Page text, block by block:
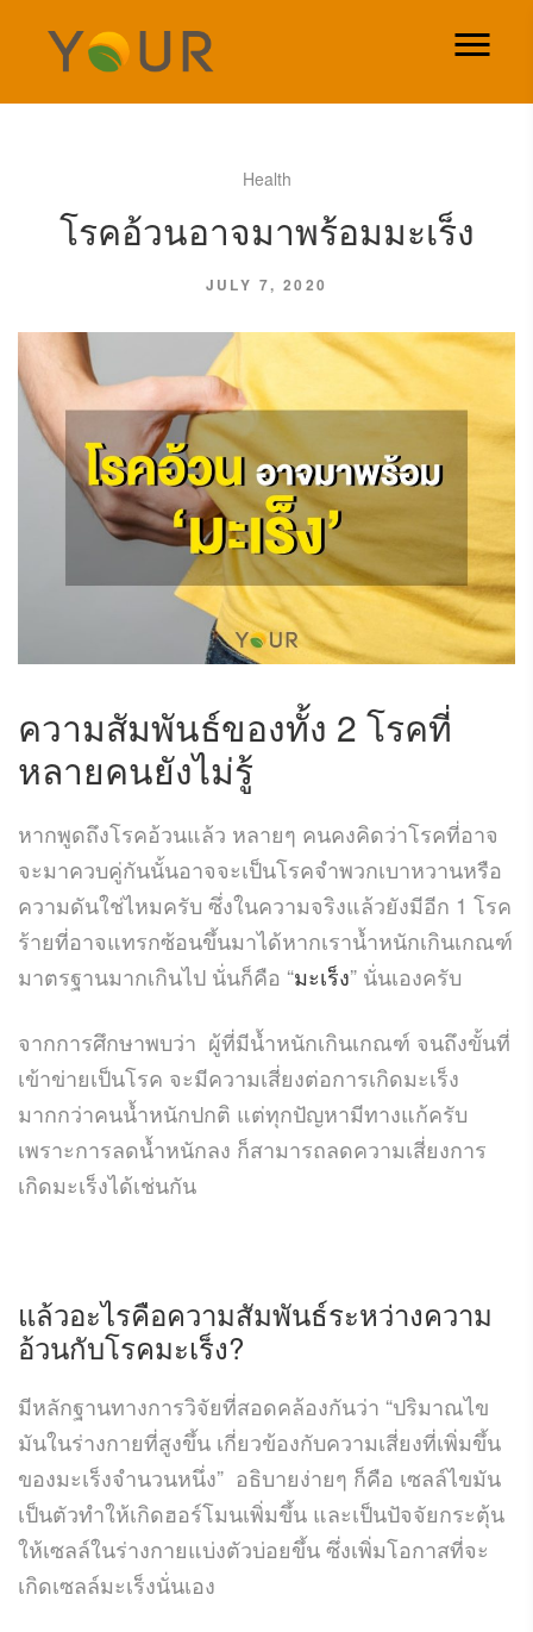
Health
โรคอ้วนอาจมาพร้อมมะเร็ง
JULY 7, 2020
ความสัมพันธ์ของทั้ง 2 โรคที่
หลายคนยังไม่รู้
หากพูดถึงโรคอ้วนแล้ว หลายๆ คนคงคิดว่าโรคที่อาจ
จะมาควบคู่กันนั้นอาจจะเป็นโรคจำพวกเบาหวานหรือ
ความดันใช่ไหมครับ ซึ่งในความจริงแล้วยังมีอีก 1 โรค
ร้ายที่อาจแทรกซ้อนขึ้นมาได้หากเราน้ำหนักเกินเกณฑ์
มาตรฐานมากเกินไป นั่นก็คือ “มะเร็ง” นั่นเองครับ
จากการศึกษาพบว่า ผู้ที่มีน้ำหนักเกินเกณฑ์ จนถึงขั้นที่
เข้าข่ายเป็นโรค จะมีความเสี่ยงต่อการเกิดมะเร็ง
มากกว่าคนน้ำหนักปกติ แต่ทุกปัญหามีทางแก้ครับ
เพราะการลดน้ำหนักลง ก็สามารถลดความเสี่ยงการ
เกิดมะเร็งได้เช่นกัน
แล้วอะไรคือความสัมพันธ์ระหว่างความ
อ้วนกับโรคมะเร็ง?
มีหลักฐานทางการวิจัยที่สอดคล้องกันว่า “ปริมาณไข
มันในร่างกายที่สูงขึ้น เกี่ยวข้องกับความเสี่ยงที่เพิ่มขึ้น
ของมะเร็งจำนวนหนึ่ง” อธิบายง่ายๆ ก็คือ เซลล์ไขมัน
เป็นตัวทำให้เกิดฮอร์โมนเพิ่มขึ้น และเป็นปัจจัยกระตุ้น
ให้เซลล์ในร่างกายแบ่งตัวบ่อยขึ้น ซึ่งเพิ่มโอกาสที่จะ
เกิดเซลล์มะเร็งนั่นเอง